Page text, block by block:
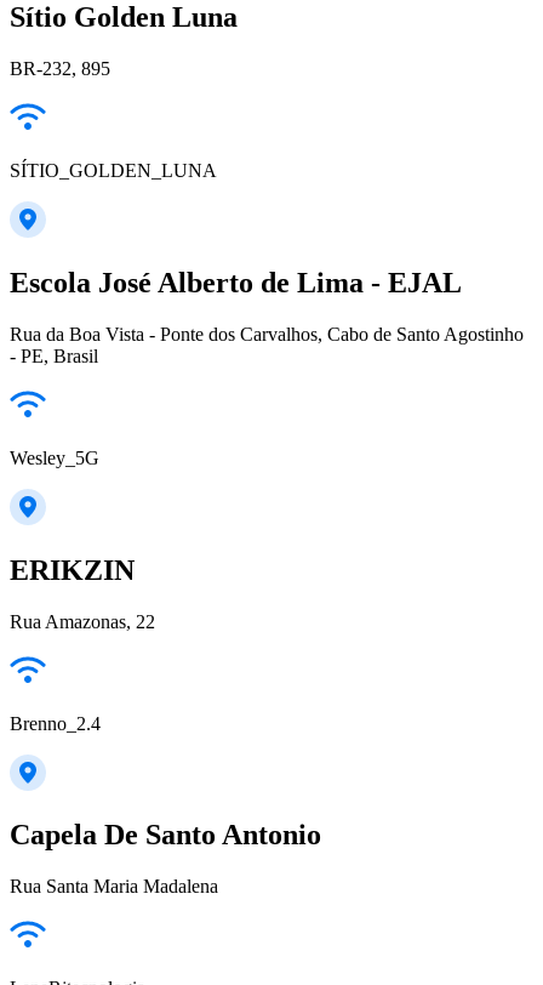
Sítio Golden Luna
BR-232, 895
SÍTIO_GOLDEN_LUNA
Escola José Alberto de Lima - EJAL
Rua da Boa Vista - Ponte dos Carvalhos, Cabo de Santo Agostinho
- PE, Brasil
Wesley_5G
ERIKZIN
Rua Amazonas, 22
Brenno_2.4
Capela De Santo Antonio
Rua Santa Maria Madalena